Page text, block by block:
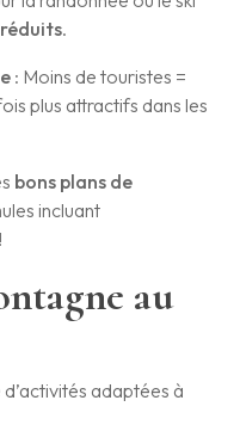
.
: Moins de touristes =
plus attractifs dans les
bons plans de
incluant
au
adaptées à